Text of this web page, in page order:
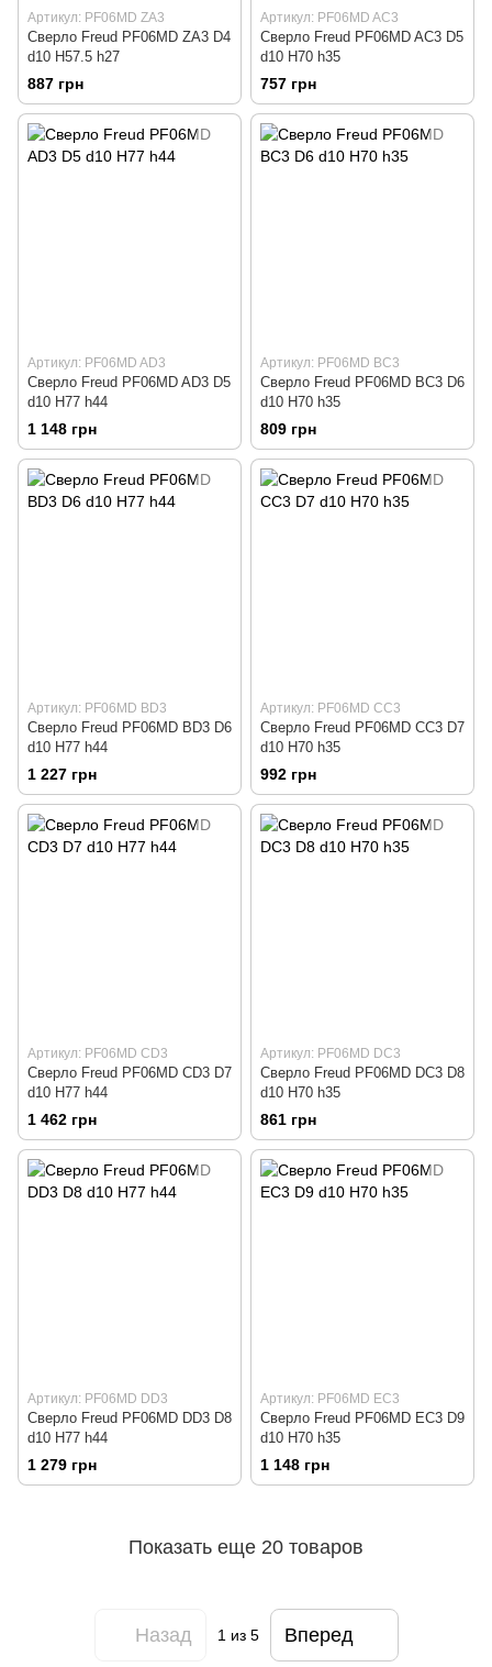
Артикул: PF06MD ZA3
Сверло Freud PF06MD ZA3 D4
d10 H57.5 h27
887 грн
Артикул: PF06MD AC3
Сверло Freud PF06MD AC3 D5
d10 H70 h35
757 грн
Артикул: PF06MD AD3
Сверло Freud PF06MD AD3 D5
d10 H77 h44
1 148 грн
Артикул: PF06MD BC3
Сверло Freud PF06MD BC3 D6
d10 H70 h35
809 грн
Артикул: PF06MD BD3
Сверло Freud PF06MD BD3 D6
d10 H77 h44
1 227 грн
Артикул: PF06MD CC3
Сверло Freud PF06MD CC3 D7
d10 H70 h35
992 грн
Артикул: PF06MD CD3
Сверло Freud PF06MD CD3 D7
d10 H77 h44
1 462 грн
Артикул: PF06MD DC3
Сверло Freud PF06MD DC3 D8
d10 H70 h35
861 грн
Артикул: PF06MD DD3
Сверло Freud PF06MD DD3 D8
d10 H77 h44
1 279 грн
Артикул: PF06MD EC3
Сверло Freud PF06MD EC3 D9
d10 H70 h35
1 148 грн
Показать еще 20 товаров
Назад 1из 5 Вперед